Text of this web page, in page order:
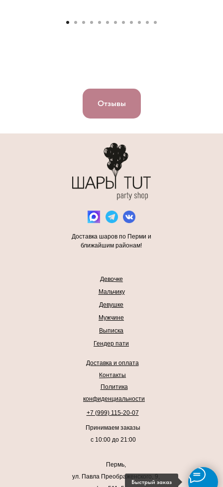
Быстрый заказ
Отзывы
Доставка шаров по Перми и
ближайшим районам!
Девочке
Мальчику
Девушке
Мужчине
Выписка
Гендер пати
Принимаем заказы
с 10:00 до 21:00
Пермь,
ул. Павла Преображенского, 9,
Доставка и оплата
Политика
конфиденциальности
Контакты
+7 (999) 115-20-07